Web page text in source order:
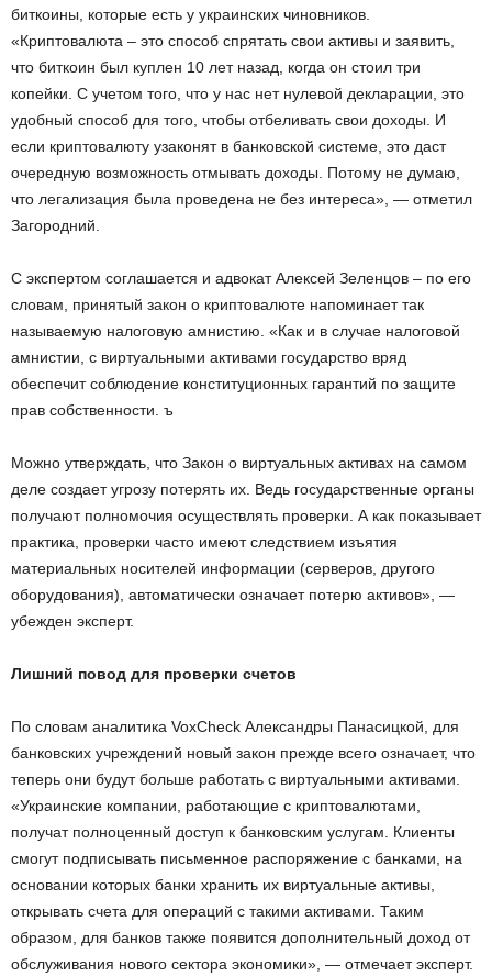
биткоины, которые есть у украинских чиновников.
«Криптовалюта – это способ спрятать свои активы и заявить,
что биткоин был куплен 10 лет назад, когда он стоил три
копейки. С учетом того, что у нас нет нулевой декларации, это
удобный способ для того, чтобы отбеливать свои доходы. И
если криптовалюту узаконят в банковской системе, это даст
очередную возможность отмывать доходы. Потому не думаю,
что легализация была проведена не без интереса», — отметил
Загородний.
С экспертом соглашается и адвокат Алексей Зеленцов – по его
словам, принятый закон о криптовалюте напоминает так
называемую налоговую амнистию. «Как и в случае налоговой
амнистии, с виртуальными активами государство вряд
обеспечит соблюдение конституционных гарантий по защите
прав собственности. ъ
Можно утверждать, что Закон о виртуальных активах на самом
деле создает угрозу потерять их. Ведь государственные органы
получают полномочия осуществлять проверки. А как показывает
практика, проверки часто имеют следствием изъятия
материальных носителей информации (серверов, другого
оборудования), автоматически означает потерю активов», —
убежден эксперт.
Лишний повод для проверки счетов
По словам аналитика VoxCheck Александры Панасицкой, для
банковских учреждений новый закон прежде всего означает, что
теперь они будут больше работать с виртуальными активами.
«Украинские компании, работающие с криптовалютами,
получат полноценный доступ к банковским услугам. Клиенты
смогут подписывать письменное распоряжение с банками, на
основании которых банки хранить их виртуальные активы,
открывать счета для операций с такими активами. Таким
образом, для банков также появится дополнительный доход от
обслуживания нового сектора экономики», — отмечает эксперт.